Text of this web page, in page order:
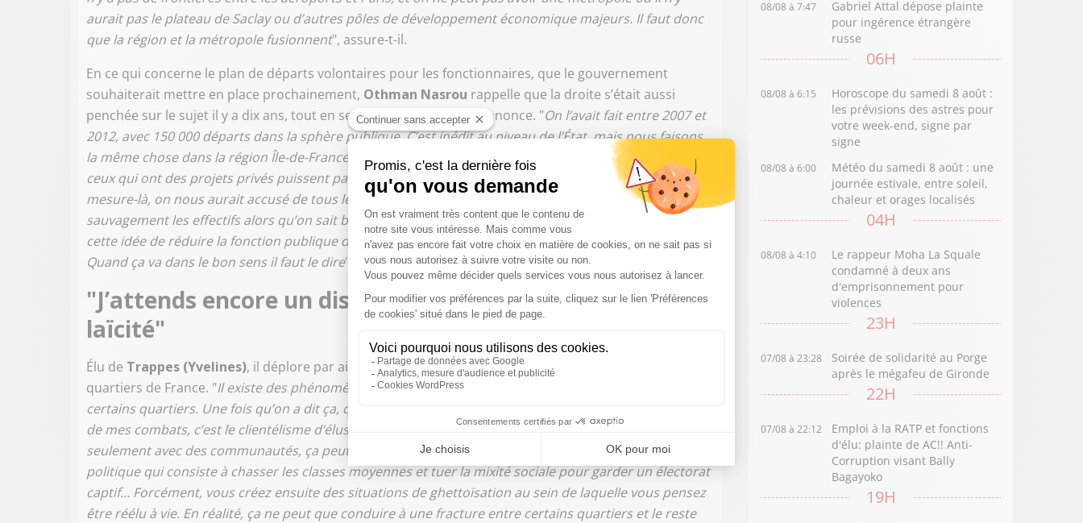
aurait pas le plateau de Saclay ou d’autres pôles de développement économique majeurs. Il faut donc
que la région et la métropole fusionnent", assure-t-il.
En ce qui concerne le plan de départs volontaires pour les fonctionnaires, que le gouvernement
souhaiterait mettre en place prochainement, Othman Nasrou rappelle que la droite s’était aussi
penchée sur le sujet il y a dix ans, tout en se réjouissant de cette annonce. "On l’avait fait entre 2007 et
2012, avec 150 000 départs dans la sphère publique. C’est inédit au niveau de l’État, mais nous faisons
la même chose dans la région Île-de-France. Nous avons voté un plan de départs volontaires pour que
ceux qui ont des projets privés puissent partir. (…) Ce qui change, c’est que si la droite avait porté cette
mesure-là, on nous aurait accusé de tous les maux. Ce serait perçu comme une volonté de dégraisser
sauvagement les effectifs alors qu’on sait bien qu’il faut tirer les effectifs vers le bas. Je suis content que
cette idée de réduire la fonction publique d’État soit aujourd’hui récupérée par le gouvernement.
Quand ça va dans le bon sens il faut le dire", reconnaît-il.
"J’attends encore un discours public de Macron sur la
laïcité"
Élu de Trappes (Yvelines), il déplore par ailleurs la montée du communautarisme dans certains
quartiers de France. "Il existe des phénomènes de repli identitaire et de communautarisme dans
certains quartiers. Une fois qu’on a dit ça, qu’est-ce qu’on fait ? Il y a un sujet très important, qui est l’un
de mes combats, c’est le clientélisme d’élus locaux qui, parfois, jouent sur cette fracture-là. Ce n’est pas
seulement avec des communautés, ça peut aussi être avec des associations, ça peut être en ayant une
politique qui consiste à chasser les classes moyennes et tuer la mixité sociale pour garder un électorat
captif… Forcément, vous créez ensuite des situations de ghettoïsation au sein de laquelle vous pensez
être réélu à vie. En réalité, ça ne peut que conduire à une fracture entre certains quartiers et le reste
08/08 à 7:47
Gabriel Attal dépose plainte
pour ingérence étrangère
russe
06H
08/08 à 6:15
Horoscope du samedi 8 août :
les prévisions des astres pour
votre week-end, signe par
signe
08/08 à 6:00
Météo du samedi 8 août : une
journée estivale, entre soleil,
chaleur et orages localisés
04H
08/08 à 4:10
Le rappeur Moha La Squale
condamné à deux ans
d'emprisonnement pour
violences
23H
07/08 à 23:28
Soirée de solidarité au Porge
après le mégafeu de Gironde
22H
07/08 à 22:12
Emploi à la RATP et fonctions
d'élu: plainte de AC!! Anti-
Corruption visant Bally
Bagayoko
19H